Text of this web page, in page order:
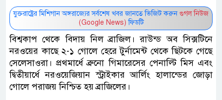
যুক্তরাষ্ট্রের মিশিগান অঙ্গরাজ্যের সর্বশেষ খবর জানতে ভিজিট করুন গুগল নিউজ
(Google News) ফিডটি
বিশ্বকাপ থেকে বিদায় নিল ব্রাজিল। রাউন্ড অব সিক্সটিনে
নরওয়ের কাছে ২-১ গোলে হেরে টুর্নামেন্ট থেকে ছিটকে গেছে
সেলেসাওরা। প্রথমার্ধে ব্রুনো গিমারেসের পেনাল্টি মিস এবং
দ্বিতীয়ার্ধে নরওয়েজিয়ান স্ট্রাইকার আর্লিং হালান্ডের জোড়া
গোলে পরাজয় নিশ্চিত হয় ব্রাজিলের।